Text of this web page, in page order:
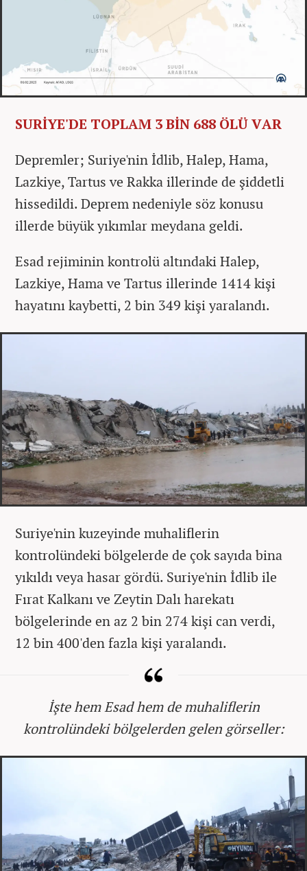
SURİYE'DE TOPLAM 3 BİN 688 ÖLÜ VAR
Depremler; Suriye'nin İdlib, Halep, Hama,
Lazkiye, Tartus ve Rakka illerinde de şiddetli
hissedildi. Deprem nedeniyle söz konusu
illerde büyük yıkımlar meydana geldi.
Esad rejiminin kontrolü altındaki Halep,
Lazkiye, Hama ve Tartus illerinde 1414 kişi
hayatını kaybetti, 2 bin 349 kişi yaralandı.
Suriye'nin kuzeyinde muhaliflerin
kontrolündeki bölgelerde de çok sayıda bina
yıkıldı veya hasar gördü. Suriye'nin İdlib ile
Fırat Kalkanı ve Zeytin Dalı harekatı
bölgelerinde en az 2 bin 274 kişi can verdi,
12 bin 400'den fazla kişi yaralandı.
İşte hem Esad hem de muhaliflerin
kontrolündeki bölgelerden gelen görseller: